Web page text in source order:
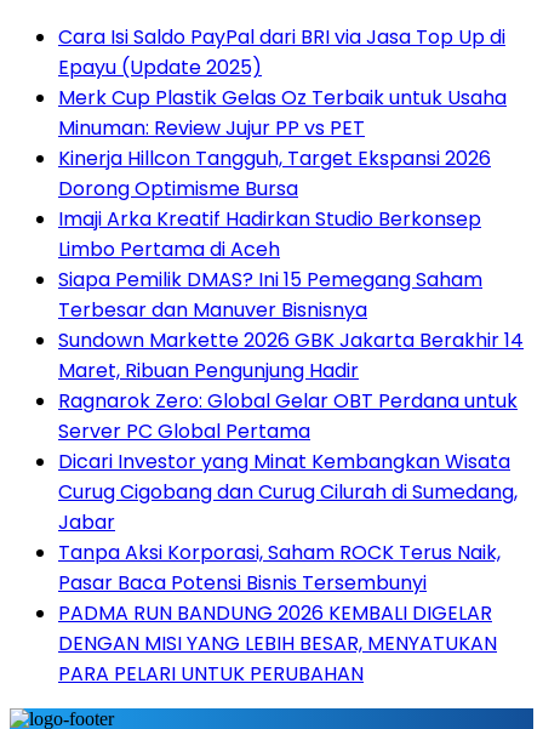
Cara Isi Saldo PayPal dari BRI via Jasa Top Up di
Epayu (Update 2025)
Merk Cup Plastik Gelas Oz Terbaik untuk Usaha
Minuman: Review Jujur PP vs PET
Kinerja Hillcon Tangguh, Target Ekspansi 2026
Dorong Optimisme Bursa
Imaji Arka Kreatif Hadirkan Studio Berkonsep
Limbo Pertama di Aceh
Siapa Pemilik DMAS? Ini 15 Pemegang Saham
Terbesar dan Manuver Bisnisnya
Sundown Markette 2026 GBK Jakarta Berakhir 14
Maret, Ribuan Pengunjung Hadir
Ragnarok Zero: Global Gelar OBT Perdana untuk
Server PC Global Pertama
Dicari Investor yang Minat Kembangkan Wisata
Curug Cigobang dan Curug Cilurah di Sumedang,
Jabar
Tanpa Aksi Korporasi, Saham ROCK Terus Naik,
Pasar Baca Potensi Bisnis Tersembunyi
PADMA RUN BANDUNG 2026 KEMBALI DIGELAR
DENGAN MISI YANG LEBIH BESAR, MENYATUKAN
PARA PELARI UNTUK PERUBAHAN